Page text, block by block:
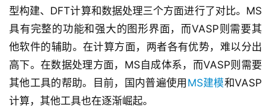
型构建、DFT计算和数据处理三个方面进行了对比。MS
具有完整的功能和强大的图形界面，而VASP则需要其
他软件的辅助。在计算方面，两者各有优势，难以分出
高下。在数据处理方面，MS自成体系，而VASP则需要
其他工具的帮助。目前，国内普遍使用 MS建模和VASP
计算，其他工具也在逐渐崛起。